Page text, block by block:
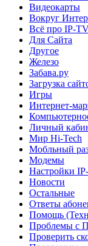
Видеокарты
Вокруг
Всё про IP-
Для Сайта
Другое
Железо
Забава.ру
Загрузка
Игры
Интернет-
Личный
Мир Hi-Tech
Мобльный
Модемы
Настройки
Новости
Остальные
Ответы
Помощь
Проблемы с
Проверить